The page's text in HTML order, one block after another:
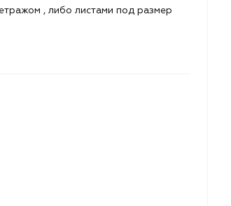
, либо листами под размер